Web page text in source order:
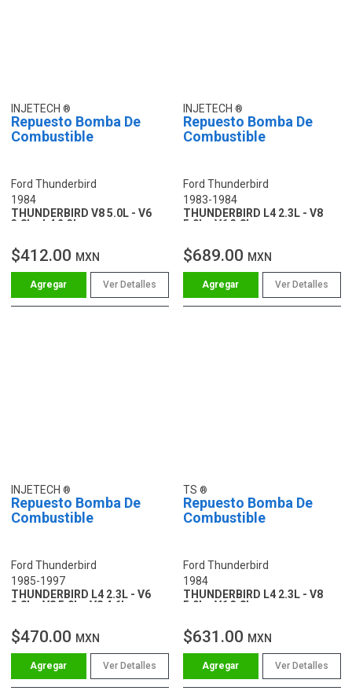
INJETECH
Repuesto Bomba De
Combustible
Ford Thunderbird
1984
THUNDERBIRD V8 5.0L - V6
3.8L - L4 2.3L
$412.00 MXN
Ver Detalles
INJETECH
Repuesto Bomba De
Combustible
Ford Thunderbird
1983-1984
THUNDERBIRD L4 2.3L - V8
5.0L - V6 3.8L
$689.00 MXN
Ver Detalles
INJETECH
Repuesto Bomba De
Combustible
Ford Thunderbird
1985-1997
THUNDERBIRD L4 2.3L - V6
3.8L - V8 5.0L - V8 4.6L
$470.00 MXN
Ver Detalles
TS
Repuesto Bomba De
Combustible
Ford Thunderbird
1984
THUNDERBIRD L4 2.3L - V8
5.0L - V6 3.8L
$631.00 MXN
Ver Detalles